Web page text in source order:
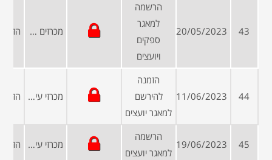
43
20/05/2023
הרשמה
למאגר
ספקים
ויועצים
מכרזים פומביים
44
11/06/2023
הזמנה
להירשם
למאגר יועצים
מכרזי עיריות ומועצות
45
19/06/2023
הרשמה
למאגר יועצים
מכרזי עיריות ומועצות